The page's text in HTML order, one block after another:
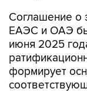
Соглашение о
ЕАЭС и ОАЭ
июня 2025
формирует